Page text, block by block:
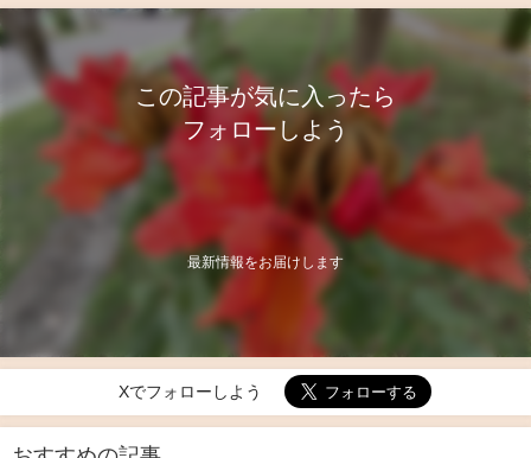
この記事が気に入ったら
フォローしよう
最新情報をお届けします
Xでフォローしよう